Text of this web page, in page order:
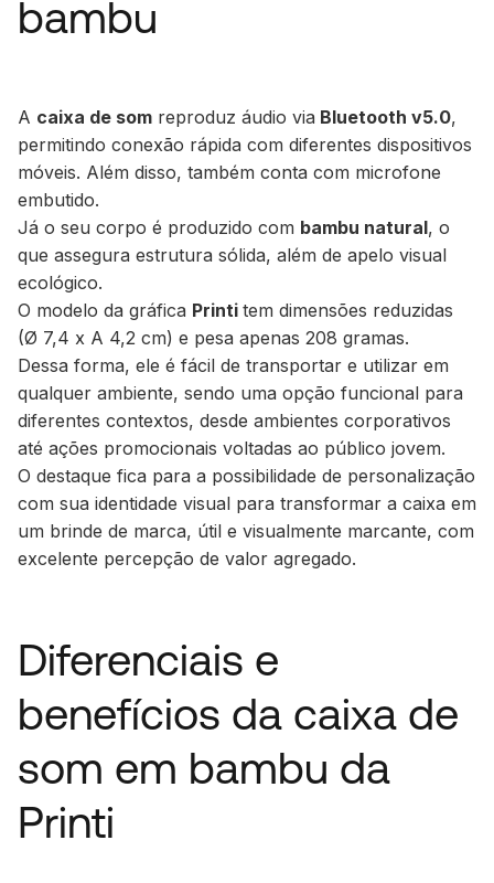
bambu
A caixa de som reproduz áudio via Bluetooth v5.0,
permitindo conexão rápida com diferentes dispositivos
móveis. Além disso, também conta com microfone
embutido.
Já o seu corpo é produzido com bambu natural, o
que assegura estrutura sólida, além de apelo visual
ecológico.
O modelo da gráfica Printi tem dimensões reduzidas
(Ø 7,4 x A 4,2 cm) e pesa apenas 208 gramas.
Dessa forma, ele é fácil de transportar e utilizar em
qualquer ambiente, sendo uma opção funcional para
diferentes contextos, desde ambientes corporativos
até ações promocionais voltadas ao público jovem.
O destaque fica para a possibilidade de personalização
com sua identidade visual para transformar a caixa em
um brinde de marca, útil e visualmente marcante, com
excelente percepção de valor agregado.
Diferenciais e
benefícios da caixa de
som em bambu da
Printi